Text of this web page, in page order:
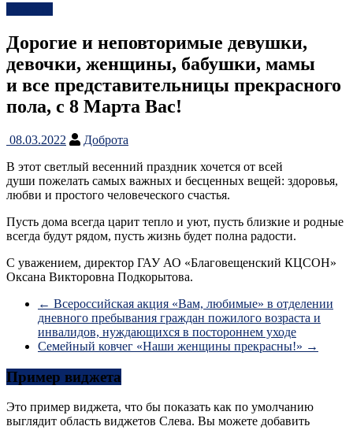
Дорогие и неповторимые девушки,
девочки, женщины, бабушки, мамы
и все представительницы прекрасного
пола, с 8 Марта Вас!
08.03.2022
Доброта
В этот светлый весенний праздник хочется от всей
души пожелать самых важных и бесценных вещей: здоровья,
любви и простого человеческого счастья.
Пусть дома всегда царит тепло и уют, пусть близкие и родные
всегда будут рядом, пусть жизнь будет полна радости.
С уважением, директор ГАУ АО «Благовещенский КЦСОН»
Оксана Викторовна Подкорытова.
← Всероссийская акция «Вам, любимые» в отделении
дневного пребывания граждан пожилого возраста и
инвалидов, нуждающихся в постороннем уходе
Семейный ковчег «Наши женщины прекрасны!» →
Пример виджета
Это пример виджета, что бы показать как по умолчанию
выглядит область виджетов Слева. Вы можете добавить